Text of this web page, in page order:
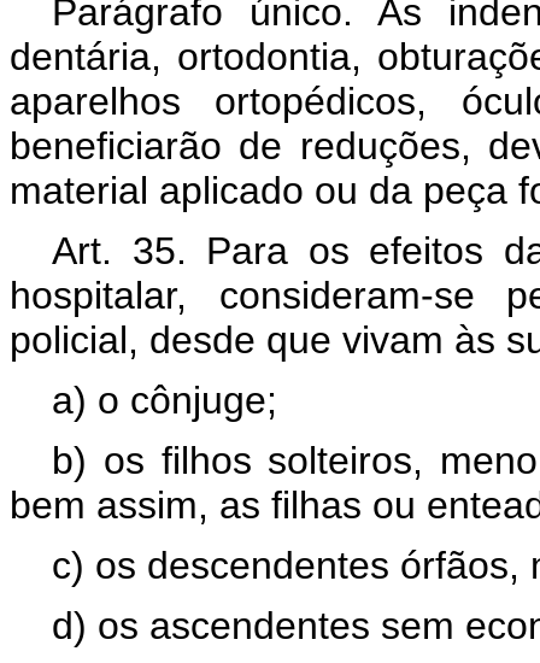
Parágrafo único. As
dentária, ortodontia,
aparelhos ortopédicos,
beneficiarão de reduções,
material aplicado ou da peça
Art. 35. Para os efeitos
hospitalar, consideram-se
policial, desde que vivam às
a) o cônjuge;
b) os filhos solteiros,
bem assim, as filhas ou
c) os descendentes órfãos,
d) os ascendentes sem